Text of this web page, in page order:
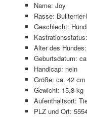
Name: Joy
Rasse:
Geschlecht:
Alter des
Geburtsdatum:
Handicap: nein
Größe: ca. 42 cm
Gewicht: 15,8 kg
Aufenthaltsort:
PLZ und Ort: